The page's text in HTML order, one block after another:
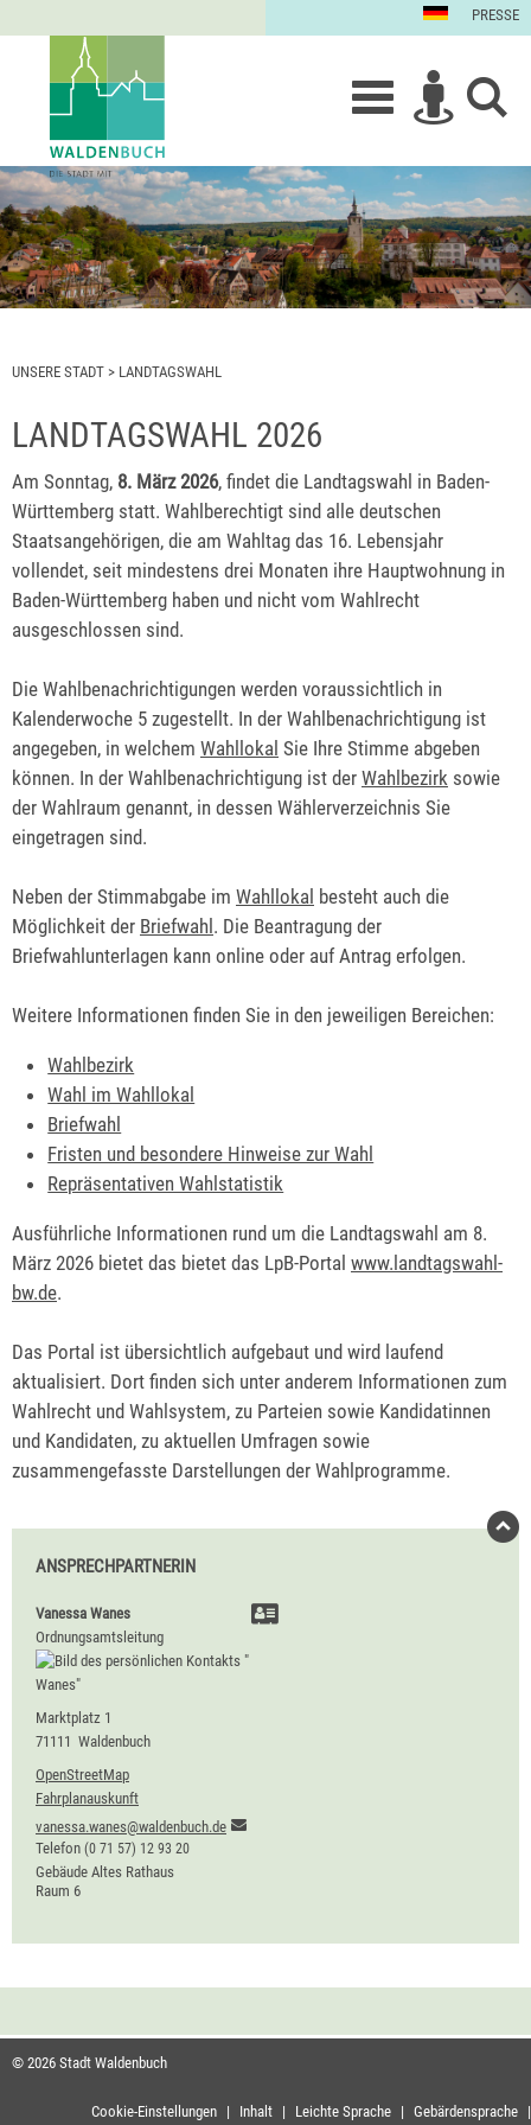
PRESSE
UNSERE STADT > LANDTAGSWAHL
LANDTAGSWAHL 2026
Am Sonntag, 8. März 2026, findet die Landtagswahl in Baden-
Württemberg statt. Wahlberechtigt sind alle deutschen
Staatsangehörigen, die am Wahltag das 16. Lebensjahr
vollendet, seit mindestens drei Monaten ihre Hauptwohnung in
Baden-Württemberg haben und nicht vom Wahlrecht
ausgeschlossen sind.
Die Wahlbenachrichtigungen werden voraussichtlich in
Kalenderwoche 5 zugestellt. In der Wahlbenachrichtigung ist
angegeben, in welchem Wahllokal Sie Ihre Stimme abgeben
können. In der Wahlbenachrichtigung ist der Wahlbezirk sowie
der Wahlraum genannt, in dessen Wählerverzeichnis Sie
eingetragen sind.
Neben der Stimmabgabe im Wahllokal besteht auch die
Möglichkeit der Briefwahl . Die Beantragung der
Briefwahlunterlagen kann online oder auf Antrag erfolgen.
Weitere Informationen finden Sie in den jeweiligen Bereichen:
Wahlbezirk
Wahl im Wahllokal
Briefwahl
Fristen und besondere Hinweise zur Wahl
Repräsentativen Wahlstatistik
Ausführliche Informationen rund um die Landtagswahl am 8.
März 2026 bietet das bietet das LpB-Portal www.landtagswahl-
bw.de.
Das Portal ist übersichtlich aufgebaut und wird laufend
aktualisiert. Dort finden sich unter anderem Informationen zum
Wahlrecht und Wahlsystem, zu Parteien sowie Kandidatinnen
und Kandidaten, zu aktuellen Umfragen sowie
zusammengefasste Darstellungen der Wahlprogramme.
ANSPRECHPARTNERIN
Vanessa Wanes
Ordnungsamtsleitung
Marktplatz 1
71111 Waldenbuch
OpenStreetMap
Fahrplanauskunft
vanessa.wanes@waldenbuch.de
Telefon (0 71 57) 12 93 20
Gebäude Altes Rathaus
Raum 6
© 2026 Stadt Waldenbuch
Cookie-Einstellungen | Inhalt | Leichte Sprache | Gebärdensprache |